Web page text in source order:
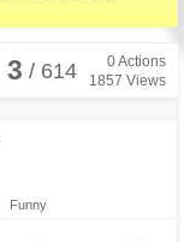
0Actions
1857 Views
3 / 614
Funny